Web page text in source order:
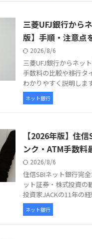
三菱UFJ銀行から
版】手順・注意点
2026/8/6
三菱UFJ銀行からネッ
手数料の比較や移行タ
わかりやすく説明します
ネット銀行
【2026年版】住
ンク・ATM手数料
2026/8/6
住信SBIネット銀行完
ット証券・株式投資の
投資家JACKの11年の
ネット銀行